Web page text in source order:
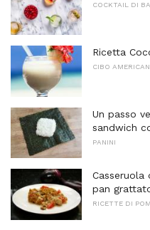
COCKTAIL DI
Ricetta
CIBO
Un passo
sandwich
PANINI
Casseruola
pan
RICETTE DI